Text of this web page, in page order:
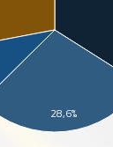
28,6%